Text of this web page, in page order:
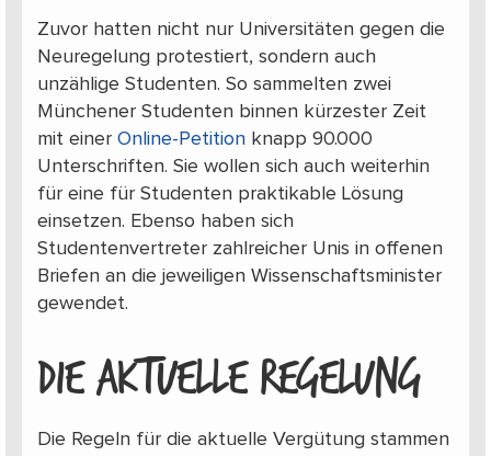
Zuvor hatten nicht nur Universitäten gegen die
Neuregelung protestiert, sondern auch
unzählige Studenten. So sammelten zwei
Münchener Studenten binnen kürzester Zeit
mit einer Online-Petitionknapp 90.000
Unterschriften. Sie wollen sich auch weiterhin
für eine für Studenten praktikable Lösung
einsetzen. Ebenso haben sich
Studentenvertreter zahlreicher Unis in offenen
Briefen an die jeweiligen Wissenschaftsminister
gewendet.
DIE AKTUELLE REGELUNG
Die Regeln für die aktuelle Vergütung stammen